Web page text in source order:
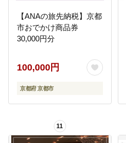
【ANAの旅先納税】京都
市おでかけ商品券
30,000円分
100,000円
京都府 京都市
11